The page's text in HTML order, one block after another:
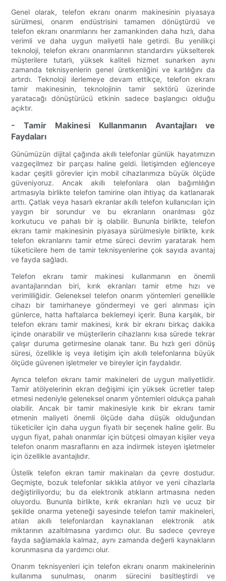
Genel olarak, telefon ekranı onarım makinesinin piyasaya
sürülmesi, onarım endüstrisini tamamen dönüştürdü ve
telefon ekranı onarımlarını her zamankinden daha hızlı, daha
verimli ve daha uygun maliyetli hale getirdi. Bu yenilikçi
teknoloji, telefon ekranı onarımlarının standardını yükselterek
müşterilere tutarlı, yüksek kaliteli hizmet sunarken aynı
zamanda teknisyenlerin genel üretkenliğini ve karlılığını da
artırdı. Teknoloji ilerlemeye devam ettikçe, telefon ekranı
tamir makinesinin, teknolojinin tamir sektörü üzerinde
yaratacağı dönüştürücü etkinin sadece başlangıcı olduğu
açıktır.
- Tamir Makinesi Kullanmanın Avantajları ve
Faydaları
Günümüzün dijital çağında akıllı telefonlar günlük hayatımızın
vazgeçilmez bir parçası haline geldi. İletişimden eğlenceye
kadar çeşitli görevler için mobil cihazlarımıza büyük ölçüde
güveniyoruz. Ancak akıllı telefonlara olan bağımlılığın
artmasıyla birlikte telefon tamirine olan ihtiyaç da katlanarak
arttı. Çatlak veya hasarlı ekranlar akıllı telefon kullanıcıları için
yaygın bir sorundur ve bu ekranların onarılması göz
korkutucu ve pahalı bir iş olabilir. Bununla birlikte, telefon
ekranı tamir makinesinin piyasaya sürülmesiyle birlikte, kırık
telefon ekranlarını tamir etme süreci devrim yaratarak hem
tüketicilere hem de tamir teknisyenlerine çok sayıda avantaj
ve fayda sağladı.
Telefon ekranı tamir makinesi kullanmanın en önemli
avantajlarından biri, kırık ekranları tamir etme hızı ve
verimliliğidir. Geleneksel telefon onarım yöntemleri genellikle
cihazı bir tamirhaneye göndermeyi ve geri alınması için
günlerce, hatta haftalarca beklemeyi içerir. Buna karşılık, bir
telefon ekranı tamir makinesi, kırık bir ekranı birkaç dakika
içinde onarabilir ve müşterilerin cihazlarını kısa sürede tekrar
çalışır duruma getirmesine olanak tanır. Bu hızlı geri dönüş
süresi, özellikle iş veya iletişim için akıllı telefonlarına büyük
ölçüde güvenen işletmeler ve bireyler için faydalıdır.
Ayrıca telefon ekranı tamir makineleri de uygun maliyetlidir.
Tamir atölyelerinin ekran değişimi için yüksek ücretler talep
etmesi nedeniyle geleneksel onarım yöntemleri oldukça pahalı
olabilir. Ancak bir tamir makinesiyle kırık bir ekranı tamir
etmenin maliyeti önemli ölçüde daha düşük olduğundan
tüketiciler için daha uygun fiyatlı bir seçenek haline gelir. Bu
uygun fiyat, pahalı onarımlar için bütçesi olmayan kişiler veya
telefon onarım masraflarını en aza indirmek isteyen işletmeler
için özellikle avantajlıdır.
Üstelik telefon ekran tamir makinaları da çevre dostudur.
Geçmişte, bozuk telefonlar sıklıkla atılıyor ve yeni cihazlarla
değiştiriliyordu; bu da elektronik atıkların artmasına neden
oluyordu. Bununla birlikte, kırık ekranları hızlı ve ucuz bir
şekilde onarma yeteneği sayesinde telefon tamir makineleri,
atılan akıllı telefonlardan kaynaklanan elektronik atık
miktarının azaltılmasına yardımcı olur. Bu sadece çevreye
fayda sağlamakla kalmaz, aynı zamanda değerli kaynakların
korunmasına da yardımcı olur.
Onarım teknisyenleri için telefon ekranı onarım makinelerinin
kullanıma sunulması, onarım sürecini basitleştirdi ve